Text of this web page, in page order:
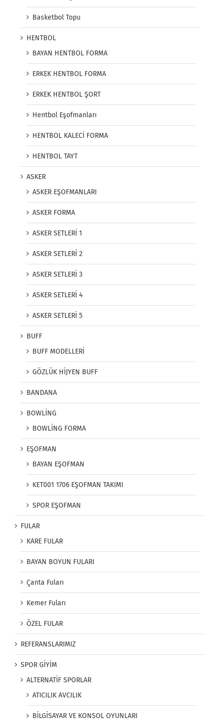
Basketbol Topu
HENTBOL
BAYAN HENTBOL FORMA
ERKEK HENTBOL FORMA
ERKEK HENTBOL ŞORT
Hentbol Eşofmanları
HENTBOL KALECİ FORMA
HENTBOL TAYT
ASKER
ASKER EŞOFMANLARI
ASKER FORMA
ASKER SETLERİ 1
ASKER SETLERİ 2
ASKER SETLERİ 3
ASKER SETLERİ 4
ASKER SETLERİ 5
BUFF
BUFF MODELLERİ
GÖZLÜK HİJYEN BUFF
BANDANA
BOWLİNG
BOWLİNG FORMA
EŞOFMAN
BAYAN EŞOFMAN
KET001 1706 EŞOFMAN TAKIMI
SPOR EŞOFMAN
FULAR
KARE FULAR
BAYAN BOYUN FULARI
Çanta Fuları
Kemer Fuları
ÖZEL FULAR
REFERANSLARIMIZ
SPOR GİYİM
ALTERNATİF SPORLAR
ATICILIK AVCILIK
BİLGİSAYAR VE KONSOL OYUNLARI